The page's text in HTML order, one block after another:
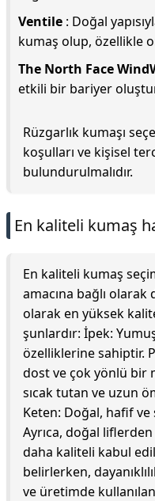
Ventile : Doğal
kumaş olup, özellikle
The North Face
etkili bir bariyer
Rüzgarlık kumaşı
koşulları ve kişisel
bulundurulmalıdır.
En kaliteli kumaş
En kaliteli kumaş
amacına bağlı
olarak en yüksek
şunlardır: İpek:
özelliklerine sahiptir.
dost ve çok yönlü bir
sıcak tutan ve uzun
Keten: Doğal, hafif
Ayrıca, doğal
daha kaliteli kabul
belirlerken,
ve üretimde